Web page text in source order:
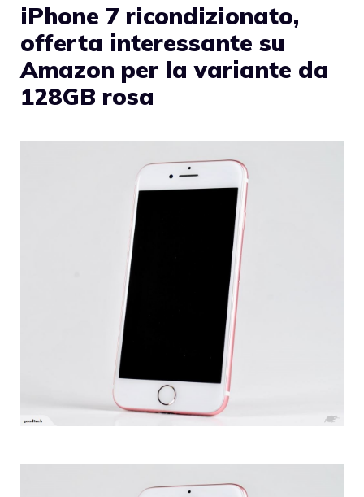
iPhone 7 ricondizionato,
offerta interessante su
Amazon per la variante da
128GB rosa